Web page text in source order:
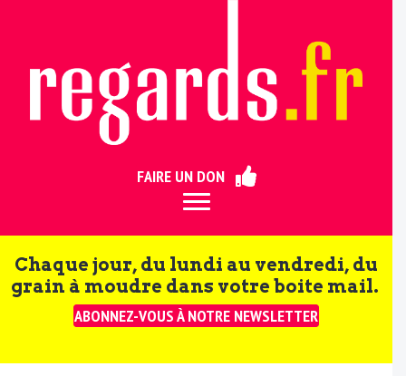
FAIRE UN DON
Chaque jour, du lundi au vendredi, du
grain à moudre dans votre boite mail.
ABONNEZ-VOUS À NOTRE NEWSLETTER